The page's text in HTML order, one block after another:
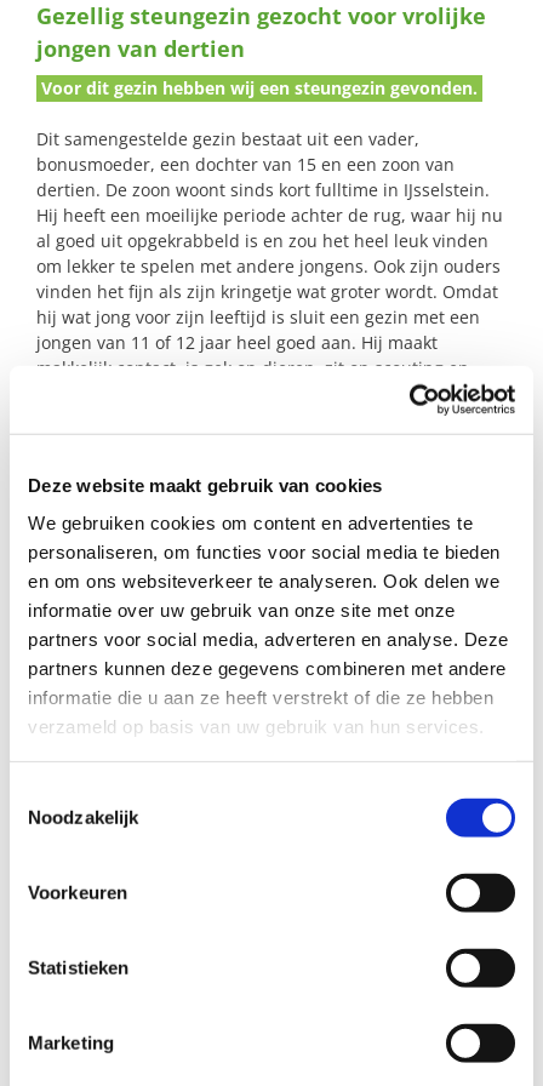
Deze website maakt gebruik van cookies
We gebruiken cookies om content en advertenties te
personaliseren, om functies voor social media te bieden
en om ons websiteverkeer te analyseren. Ook delen we
informatie over uw gebruik van onze site met onze
partners voor social media, adverteren en analyse. Deze
partners kunnen deze gegevens combineren met andere
informatie die u aan ze heeft verstrekt of die ze hebben
verzameld op basis van uw gebruik van hun services.
Noodzakelijk
Voorkeuren
Statistieken
Marketing
naar:
Gezellig steungezin gezocht voor vrolijke
jongen van dertien
Voor dit gezin hebben wij een steungezin gevonden.
Dit samengestelde gezin bestaat uit een vader,
bonusmoeder, een dochter van 15 en een zoon van
dertien. De zoon woont sinds kort fulltime in IJsselstein.
Hij heeft een moeilijke periode achter de rug, waar hij nu
al goed uit opgekrabbeld is en zou het heel leuk vinden
om lekker te spelen met andere jongens. Ook zijn ouders
vinden het fijn als zijn kringetje wat groter wordt. Omdat
hij wat jong voor zijn leeftijd is sluit een gezin met een
jongen van 11 of 12 jaar heel goed aan. Hij maakt
makkelijk contact, is gek op dieren, zit op scouting en
zelfverdediging. Verder houdt hij van spelletjes doen,
lego, stripboeken lezen, muziek en mountainbiken. Hij is
structuur. Zijn jullie een gezin met een zoon van 11 of 12
(of juist weer wat ouder vanaf 15) waar deze sociale
jongen welkom is en nieuwe ervaringen op kan doen?
Profiel steungezin
Buurtgezinnen is op zoek naar een steungezin:
eventueel ouder vanaf 15 jaar)
margret@buurtgezinnen.nl